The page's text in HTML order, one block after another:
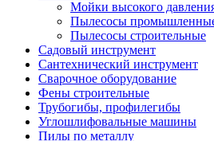
Мойки высокого
Пылесосы
Пылесосы строительные
Садовый инструмент
Сантехнический инструмент
Сварочное оборудование
Фены строительные
Трубогибы, профилегибы
Углошлифовальные машины
Пилы по металлу